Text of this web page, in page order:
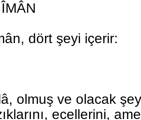
dört şeyi içerir:
olmuş ve olacak
ecellerini,